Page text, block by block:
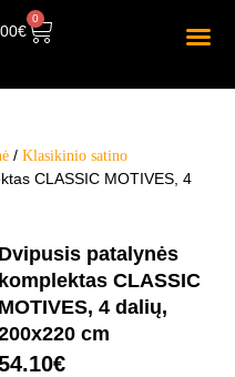
€
0
/ Klasikinio satino
CLASSIC MOTIVES, 4
Dvipusis patalynės
komplektas CLASSIC
MOTIVES, 4 dalių,
cm
€